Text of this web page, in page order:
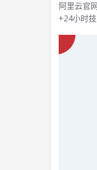
阿里云官
+24小时技